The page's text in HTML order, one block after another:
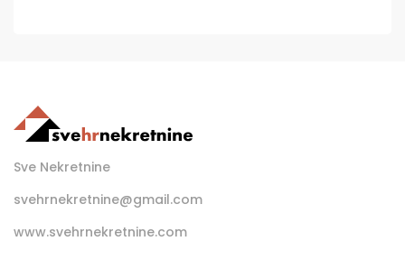
Sve Nekretnine
svehrnekretnine@gmail.com
www.svehrnekretnine.com